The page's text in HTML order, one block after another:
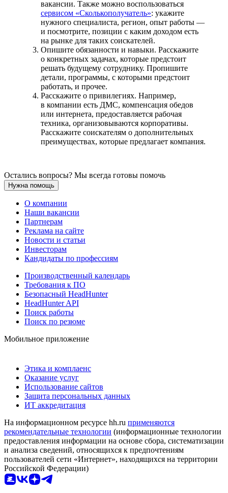
вакансии. Также можно воспользоваться
сервисом «Сколькополучатель»: укажите
нужного специалиста, регион, опыт работы —
и посмотрите, позиции с каким доходом есть
на рынке для таких соискателей.
Опишите обязанности и навыки. Расскажите
о конкретных задачах, которые предстоит
решать будущему сотруднику. Пропишите
детали, программы, с которыми предстоит
работать, и прочее.
Расскажите о привилегиях. Например,
в компании есть ДМС, компенсация обедов
или интернета, предоставляется рабочая
техника, организовываются корпоративы.
Расскажите соискателям о дополнительных
преимуществах, которые предлагает компания.
Остались вопросы? Мы всегда готовы помочь
Нужна помощь
О компании
Наши вакансии
Партнерам
Реклама на сайте
Новости и статьи
Инвесторам
Кандидаты по профессиям
Производственный календарь
Требования к ПО
Безопасный HeadHunter
HeadHunter API
Поиск работы
Поиск по резюме
Мобильное приложение
Этика и комплаенс
Оказание услуг
Использование сайтов
Защита персональных данных
ИТ аккредитация
На информационном ресурсе hh.ru применяются
рекомендательные технологии (информационные технологии
предоставления информации на основе сбора, систематизации
и анализа сведений, относящихся к предпочтениям
пользователей сети «Интернет», находящихся на территории
Российской Федерации)